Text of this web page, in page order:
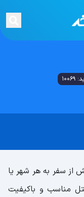
از سفر به هر شهر یا
مناسب و باکیفیت